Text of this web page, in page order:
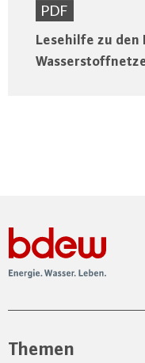
PDF
Lesehilfe zu den
Themen